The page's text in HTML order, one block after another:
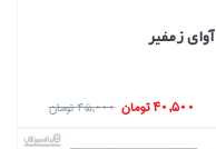
آواي زمفير
40,500 تومان 45,000 تومان